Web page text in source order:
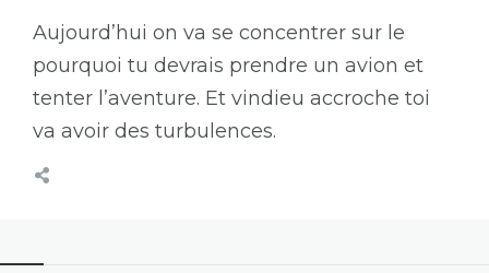
Aujourd’hui on va se concentrer sur le
pourquoi tu devrais prendre un avion et
tenter l’aventure. Et vindieu accroche toi
va avoir des turbulences.